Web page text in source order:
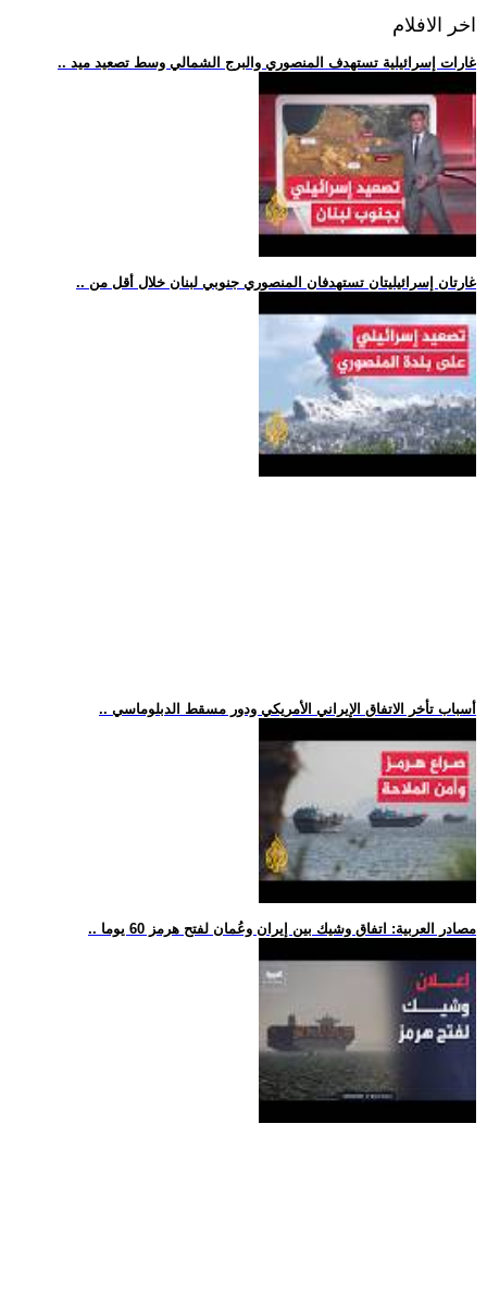
اخر الافلام
.. غارات إسرائيلية تستهدف المنصوري والبرج الشمالي وسط تصعيد ميد
.. غارتان إسرائيليتان تستهدفان المنصوري جنوبي لبنان خلال أقل من
.. أسباب تأخر الاتفاق الإيراني الأمريكي ودور مسقط الدبلوماسي
.. مصادر العربية: اتفاق وشيك بين إيران وعُمان لفتح هرمز 60 يوما